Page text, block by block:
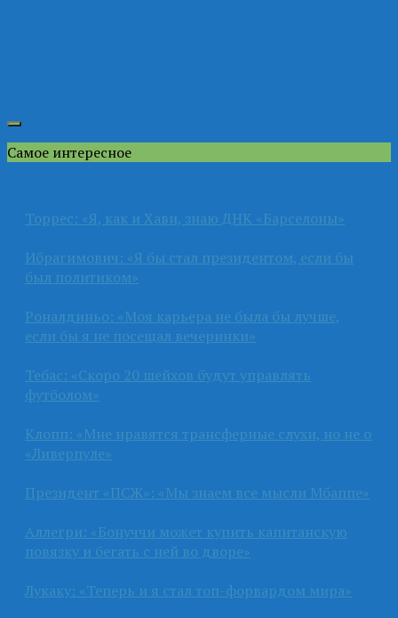
Самое интересное
Торрес: «Я, как и Хави, знаю ДНК «Барселоны»
Ибрагимович: «Я бы стал президентом, если бы
был политиком»
Роналдиньо: «Моя карьера не была бы лучше,
если бы я не посещал вечеринки»
Тебас: «Скоро 20 шейхов будут управлять
футболом»
Клопп: «Мне нравятся трансферные слухи, но не о
«Ливерпуле»
Президент «ПСЖ»: «Мы знаем все мысли Мбаппе»
Аллегри: «Бонуччи может купить капитанскую
повязку и бегать с ней во дворе»
Лукаку: «Теперь и я стал топ-форвардом мира»